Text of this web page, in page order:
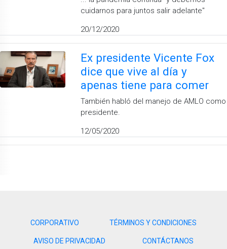
cuidarnos para juntos salir adelante''
20/12/2020
Ex presidente Vicente Fox
dice que vive al día y
apenas tiene para comer
También habló del manejo de AMLO como
presidente.
12/05/2020
CORPORATIVO TÉRMINOS Y CONDICIONES
AVISO DE PRIVACIDAD CONTÁCTANOS